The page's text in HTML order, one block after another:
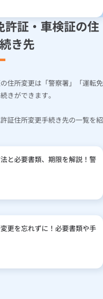
許証・車検証の住
き先
住所変更は「警察署」「運転免
きができます。
証住所変更手続き先の一覧を紹
と必要書類、期限を解説！警
更を忘れずに！必要書類や手